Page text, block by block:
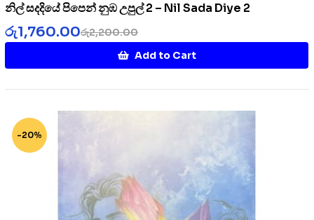
නිල් සදදියේ පිපෙන් නුඹ උපුල් 2 – Nil Sada Diye 2
රු2,200.00
රු1,760.00
Add to Cart
-20%